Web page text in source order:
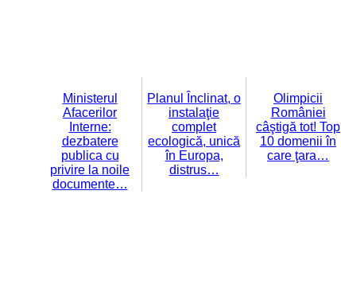
Ministerul
Afacerilor
Interne:
dezbatere
publica cu
privire la noile
documente…
Planul Înclinat, o
instalaţie
complet
ecologică, unică
în Europa,
distrus…
Olimpicii
României
câştigă tot! Top
10 domenii în
care ţara…